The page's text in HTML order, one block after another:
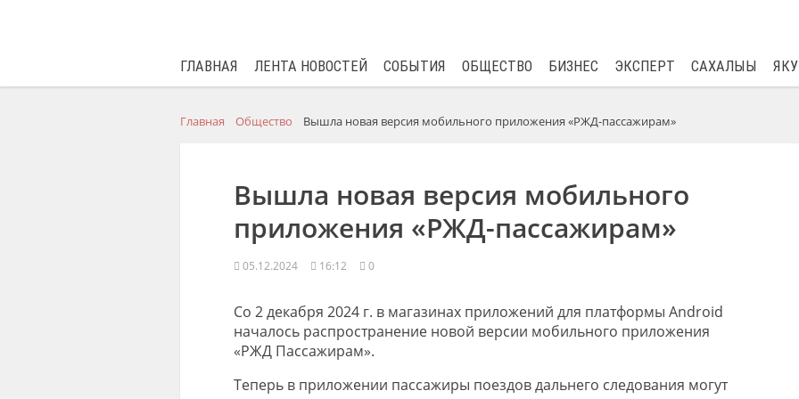
ГЛАВНАЯ ЛЕНТА НОВОСТЕЙ СОБЫТИЯ ОБЩЕСТВО БИЗНЕС ЭКСПЕРТ САХАЛЫЫ
Главная Общество Вышла новая версия мобильного приложения «РЖД-пассажирам»
Вышла новая версия мобильного
приложения «РЖД-пассажирам»
05.12.2024 16:12 0
Со 2 декабря 2024г. в магазинах приложений для платформы Android
началось распространение новой версии мобильного приложения
«РЖД Пассажирам».
Теперь в приложении пассажиры поездов дальнего следования могут